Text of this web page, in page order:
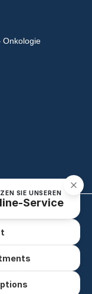
Onkologie
SIE UNSEREN
Service